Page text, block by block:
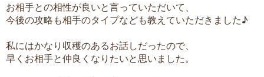
お相手との相性が良いと言っていただいて、
今後の攻略も相手のタイプなども教えていただきました♪
私にはかなり収穫のあるお話しだったので、
早くお相手と仲良くなりたいと思いました。